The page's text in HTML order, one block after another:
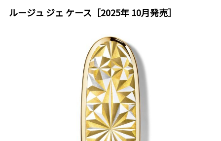
ルージュ ジェ ケース［2025年 10月発売］